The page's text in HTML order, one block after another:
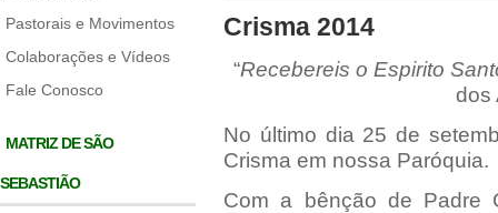
Pastorais e Movimentos
Colaborações e Vídeos
Fale Conosco
MATRIZ DE SÃO
SEBASTIÃO
Crisma 2014
“Recebereis o Espirito
dos
No último dia 25 de
Crisma em nossa Paróquia.
Com a bênção de Padre